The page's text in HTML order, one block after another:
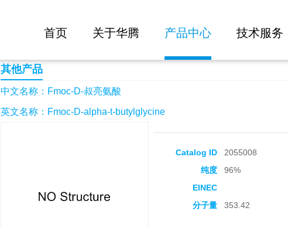
首页 关于华腾 产品中心 技术服务
Fmoc-D-叔亮氨酸
其他产品
中文名称：Fmoc-D-叔亮氨酸
英文名称：Fmoc-D-alpha-t-butylglycine
Catalog ID 2055008
纯度
96%
EINEC
分子量 353.42